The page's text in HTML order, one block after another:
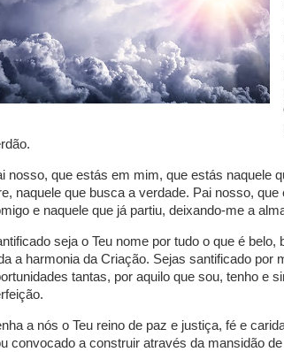
nosso, que estás em mim, que estás naquele
naquele que busca a verdade. Pai nosso,
e naquele que já partiu, deixando-me a
seja o Teu nome por tudo o que é belo,
a harmonia da Criação. Sejas santificado por
tantas, por aquilo que sou, tenho e
a nós o Teu reino de paz e justiça, fé e
convocado a construir através da mansidão